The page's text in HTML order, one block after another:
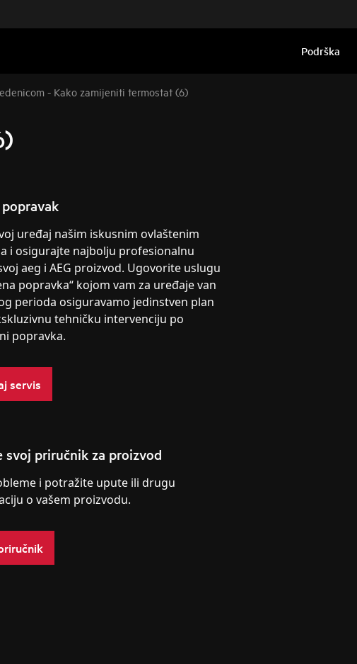
Podrška
- Kako zamijeniti termostat (6)
uređaj našim iskusnim ovlaštenim
i osigurajte najbolju profesionalnu
aeg i AEG proizvod. Ugovorite uslugu
popravka“ kojom vam za uređaje van
perioda osiguravamo jedinstven plan
tehničku intervenciju po
popravka.
servis
svoj priručnik za proizvod
i potražite upute ili drugu
o vašem proizvodu.